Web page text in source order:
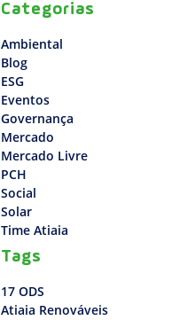
Categorias
Ambiental
Blog
ESG
Eventos
Governança
Mercado
Mercado Livre
PCH
Social
Solar
Time Atiaia
Tags
17 ODS
Atiaia Renováveis